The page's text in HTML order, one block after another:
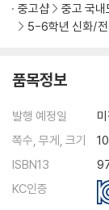
중고샵
중고 국내
5-6학년 신화/
품목정보
발행 예정일
쪽수, 무게, 크기
ISBN13
KC인증